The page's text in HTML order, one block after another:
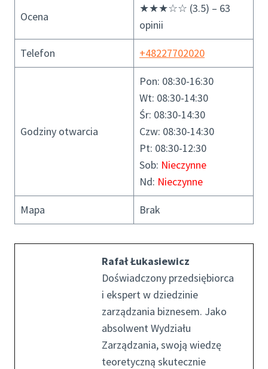
Ocena
★★★☆☆ (3.5) – 63
opinii
Telefon +48227702020
Godziny otwarcia
Pon: 08:30-16:30
Wt: 08:30-14:30
Śr: 08:30-14:30
Czw: 08:30-14:30
Pt: 08:30-12:30
Sob: Nieczynne
Nd: Nieczynne
Mapa Brak
Rafał Łukasiewicz
Doświadczony przedsiębiorca
i ekspert w dziedzinie
zarządzania biznesem. Jako
absolwent Wydziału
Zarządzania, swoją wiedzę
teoretyczną skutecznie